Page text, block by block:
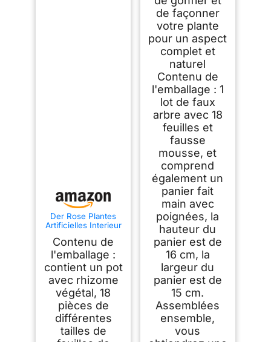
Der Rose Plantes
Artificielles Interieur
Pot,71cm Fausse
Plante Idéal pour la
Décoration de
Salon, Chambre,
Bureau et Jardin（1
Pot）
Contenu de
l'emballage :
contient un pot
avec rhizome
végétal, 18
pièces de
différentes
tailles de
de façonner
votre plante
pour un aspect
complet et
naturel
Contenu de
l'emballage : 1
lot de faux
arbre avec 18
feuilles et
fausse
mousse, et
comprend
également un
panier fait
main avec
poignées, la
hauteur du
panier est de
16 cm, la
largeur du
panier est de
15 cm.
Assemblées
ensemble,
vous